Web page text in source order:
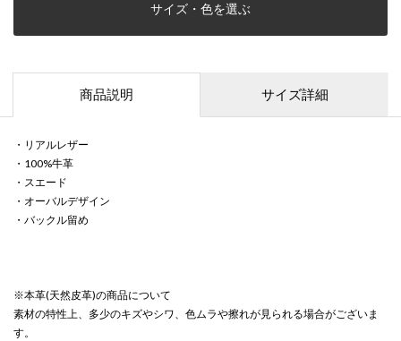
サイズ・色を選ぶ
商品説明 サイズ詳細
・リアルレザー
・100%牛革
・スエード
・オーバルデザイン
・バックル留め
※本革(天然皮革)の商品について
素材の特性上、多少のキズやシワ、色ムラや擦れが見られる場合がございま
す。